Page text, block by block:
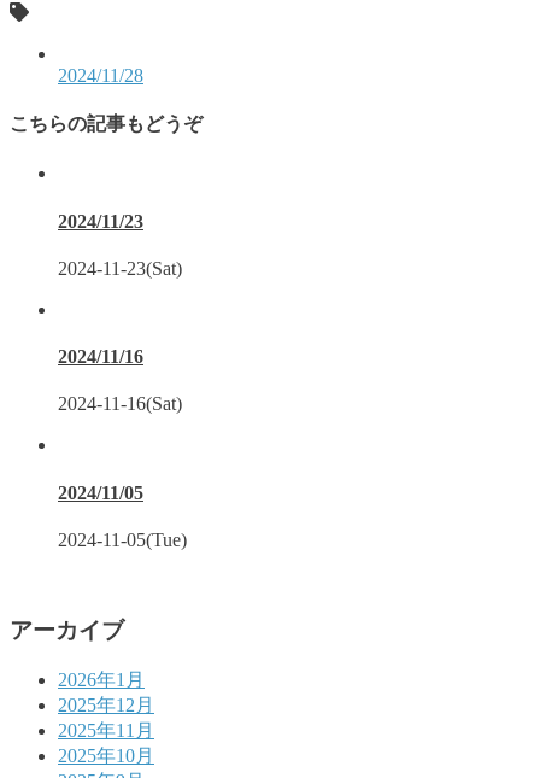
2024/11/28
こちらの記事もどうぞ
2024/11/23
2024-11-23(Sat)
2024/11/16
2024-11-16(Sat)
2024/11/05
2024-11-05(Tue)
アーカイブ
2026年1月
2025年12月
2025年11月
2025年10月